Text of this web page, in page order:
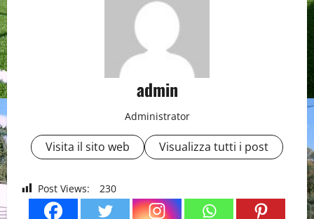
admin
Administrator
Visita il sito web Visualizza tutti i post
Post Views: 230